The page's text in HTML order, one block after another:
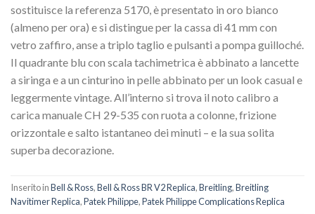
sostituisce la referenza 5170, è presentato in oro bianco
(almeno per ora) e si distingue per la cassa di 41 mm con
vetro zaffiro, anse a triplo taglio e pulsanti a pompa guilloché.
Il quadrante blu con scala tachimetrica è abbinato a lancette
a siringa e a un cinturino in pelle abbinato per un look casual e
leggermente vintage. All’interno si trova il noto calibro a
carica manuale CH 29-535 con ruota a colonne, frizione
orizzontale e salto istantaneo dei minuti – e la sua solita
superba decorazione.
Inserito inBell & Ross,Bell & Ross BR V2 Replica,Breitling,Breitling
Navitimer Replica,Patek Philippe,Patek Philippe Complications Replica